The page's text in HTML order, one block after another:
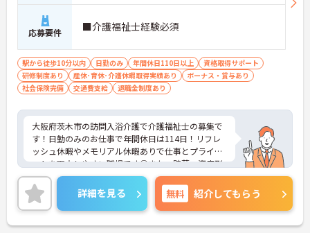
応募要件 ■介護福祉士経験必須
駅から徒歩10分以内 日勤のみ 年間休日110日以上
資格取得サポート
研修制度あり
産休･育休･介護休暇取得実績あり
ボーナス・賞与あり
社会保険完備
交通費支給 退職金制度あり
大阪府茨木市の訪問入浴介護で介護福祉士の募集で
す！日勤のみのお仕事で年間休日は114日！リフレ
ッシュ休暇やメモリアル休暇ありで仕事とプライベ
ートを両立しやすい職場です◎また、貯蓄・資産形
成や暮らしに関する福利厚生が充実！安心して長く
働きやすい環境が整っています♪各種研修制度や資
格取得支援制度はもちろん、年1回のキャリアチャ
レンジ制度もあり、働きながらスキルアップを目指
せる職場です！ご興味のある方は面接ポイントをお
詳細を見る 無料 紹介してもらう